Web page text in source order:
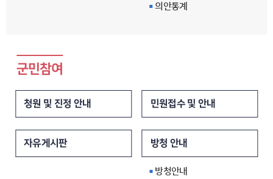
의안통계
군민참여
청원 및 진정 안내 민원접수 및 안내
자유게시판 방청 안내
방청안내